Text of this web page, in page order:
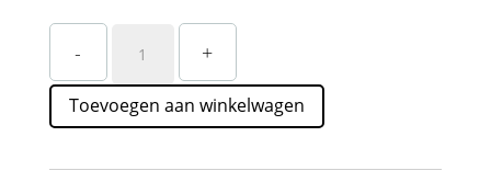
-
Gouden
Parel
Armband
Dames
Straatstijl
+
Toevoegen aan winkelwagen